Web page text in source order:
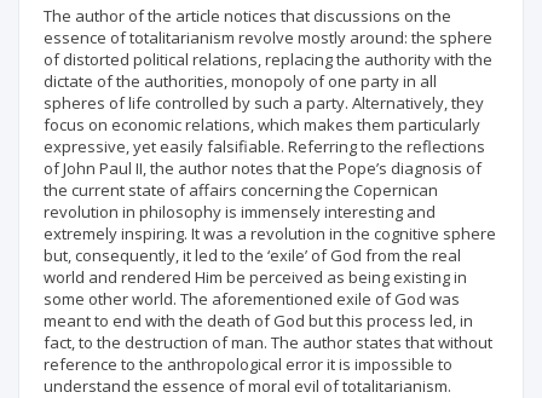
The author of the article notices that discussions on the
essence of totalitarianism revolve mostly around: the sphere
of distorted political relations, replacing the authority with the
dictate of the authorities, monopoly of one party in all
spheres of life controlled by such a party. Alternatively, they
focus on economic relations, which makes them particularly
expressive, yet easily falsifiable. Referring to the reflections
of John Paul II, the author notes that the Pope’s diagnosis of
the current state of affairs concerning the Copernican
revolution in philosophy is immensely interesting and
extremely inspiring. It was a revolution in the cognitive sphere
but, consequently, it led to the ‘exile’ of God from the real
world and rendered Him be perceived as being existing in
some other world. The aforementioned exile of God was
meant to end with the death of God but this process led, in
fact, to the destruction of man. The author states that without
reference to the anthropological error it is impossible to
understand the essence of moral evil of totalitarianism.